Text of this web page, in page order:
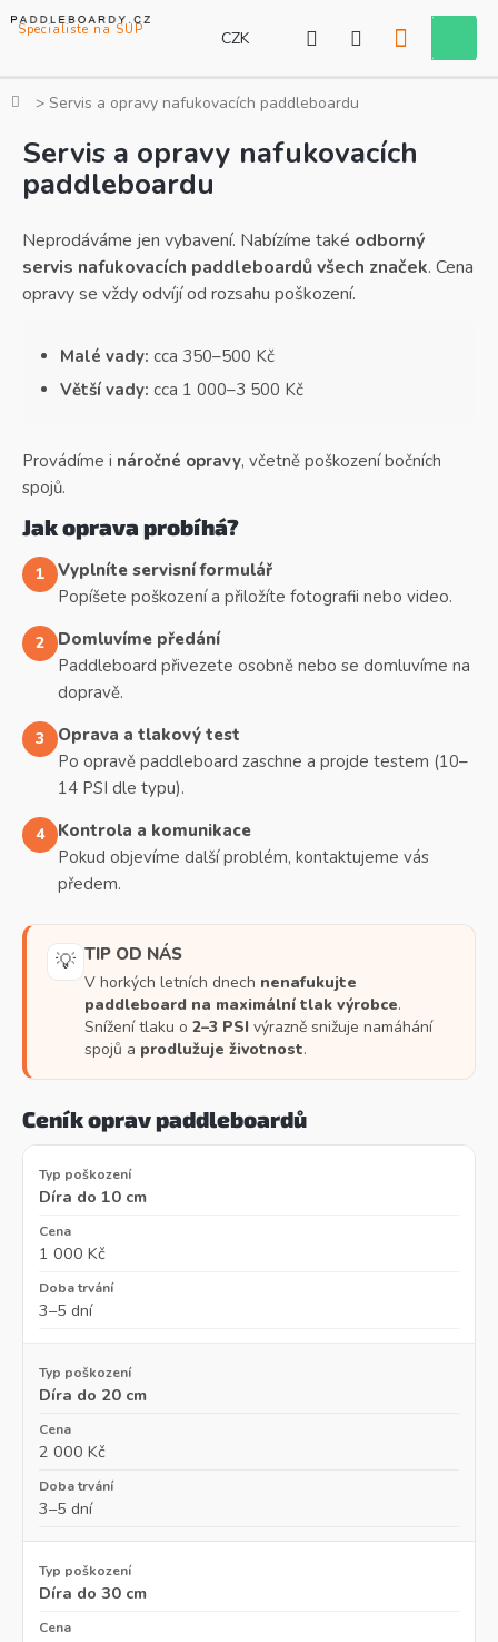
na
CZK
košík
Domů
Servis a opravy nafukovacích paddleboardu
Servis a opravy nafukovacích
paddleboardu
Neprodáváme jen vybavení. Nabízíme také odborný
servis nafukovacích paddleboardů všech značek. Cena
opravy se vždy odvíjí od rozsahu poškození.
Malé vady: cca 350–500 Kč
Větší vady: cca 1 000–3 500 Kč
Provádíme i náročné opravy, včetně poškození bočních
spojů.
Jak oprava probíhá?
1
Vyplníte servisní formulář
Popíšete poškození a přiložíte fotografii nebo video.
2
Domluvíme předání
Paddleboard přivezete osobně nebo se domluvíme na
dopravě.
3
Oprava a tlakový test
Po opravě paddleboard zaschne a projde testem (10–
14 PSI dle typu).
4
Kontrola a komunikace
Pokud objevíme další problém, kontaktujeme vás
předem.
💡 TIP OD NÁS
V horkých letních dnech nenafukujte
paddleboard na maximální tlak výrobce.
Snížení tlaku o 2–3 PSI výrazně snižuje namáhání
spojů a prodlužuje životnost.
Ceník oprav paddleboardů
Díra do 10 cm
1 000 Kč
3–5 dní
Díra do 20 cm
2 000 Kč
3–5 dní
Díra do 30 cm